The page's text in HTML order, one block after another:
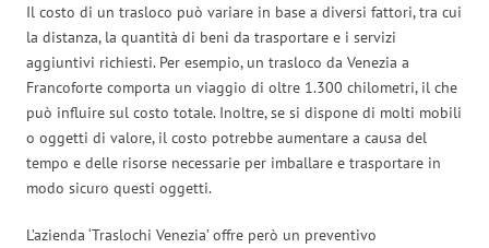
Il costo di un trasloco può variare in base a diversi fattori, tra cui
la distanza, la quantità di beni da trasportare e i servizi
aggiuntivi richiesti. Per esempio, un trasloco da Venezia a
Francoforte comporta un viaggio di oltre 1.300 chilometri, il che
può influire sul costo totale. Inoltre, se si dispone di molti mobili
o oggetti di valore, il costo potrebbe aumentare a causa del
tempo e delle risorse necessarie per imballare e trasportare in
modo sicuro questi oggetti.
L’azienda ‘Traslochi Venezia’ offre però un preventivo